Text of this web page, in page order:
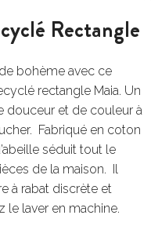
Rectangle
bohème avec ce
rectangle Maia. Un
douceur et de couleur à
Fabriqué en coton
séduit tout le
de la maison. Il
à rabat discrète et
le laver en machine.